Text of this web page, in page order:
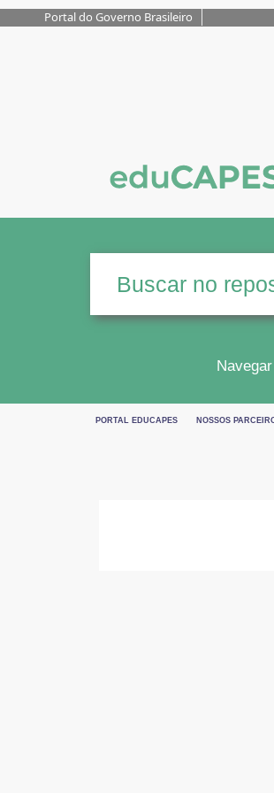
Portal do Governo Brasileiro
PORTAL EDUCAPES NOSSOS